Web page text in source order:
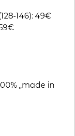
146): 49€
„made in